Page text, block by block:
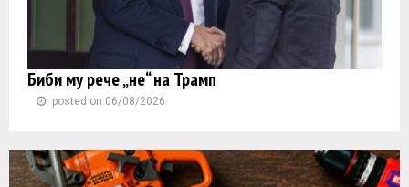
Биби му рече „не“ на Трамп
posted on 06/08/2026